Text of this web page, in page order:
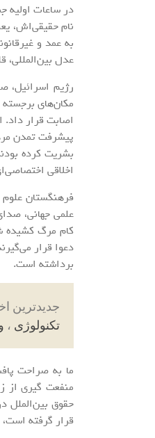
در ساعات اولیه
نام حقیقی‌اش،
به عمد و
عدل بین‌المللی،
رژیم اسرائیل،
مکان‌های
اصابت قرار
پیشرفت تمدن
بشریت کرده
اخلاقی
فرهنگستان علوم
علمی جهانی،
کام مرگ کشیده
دعوا قرار
برداشته است.
جدیدترین اخبار و مهم
تکنولوژی ،
منفعت گیری از
قرار گرفته